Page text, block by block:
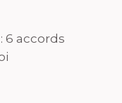
6 accords